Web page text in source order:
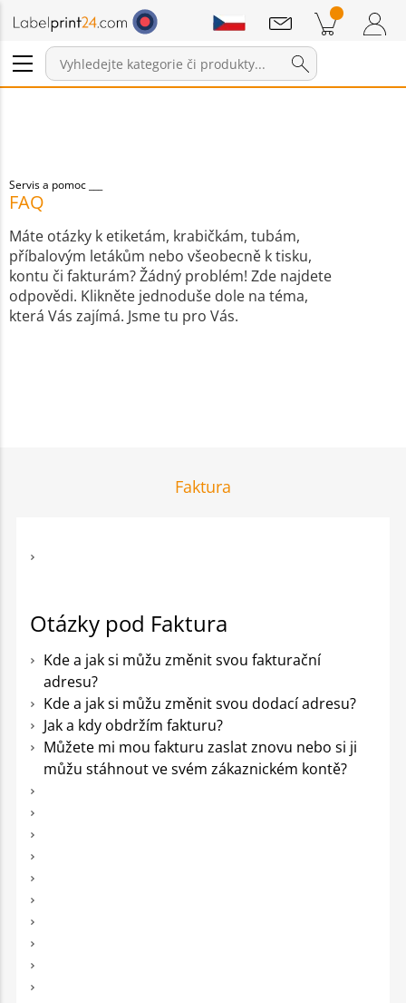
Položky v košíku Nákupní Košík
Sdělení
Servis a pomoc
FAQ
Máte otázky k etiketám, krabičkám, tubám,
příbalovým letákům nebo všeobecně k tisku,
kontu či fakturám? Žádný problém! Zde najdete
odpovědi. Klikněte jednoduše dole na téma,
která Vás zajímá. Jsme tu pro Vás.
Faktura
Otázky pod Faktura
Kde a jak si můžu změnit svou fakturační
adresu?
Kde a jak si můžu změnit svou dodací adresu?
Jak a kdy obdržím fakturu?
Můžete mi mou fakturu zaslat znovu nebo si ji
můžu stáhnout ve svém zákaznickém kontě?